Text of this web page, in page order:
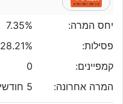
יחס המרה:
7.35%
פסילות:
28.21%
קמפיינים:
0
המרה אחרונה:
5 חודשים